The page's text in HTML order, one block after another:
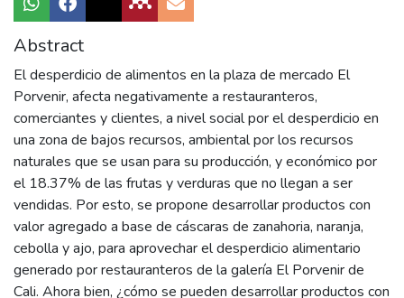
Abstract
El desperdicio de alimentos en la plaza de mercado El
Porvenir, afecta negativamente a restauranteros,
comerciantes y clientes, a nivel social por el desperdicio en
una zona de bajos recursos, ambiental por los recursos
naturales que se usan para su producción, y económico por
el 18.37% de las frutas y verduras que no llegan a ser
vendidas. Por esto, se propone desarrollar productos con
valor agregado a base de cáscaras de zanahoria, naranja,
cebolla y ajo, para aprovechar el desperdicio alimentario
generado por restauranteros de la galería El Porvenir de
Cali. Ahora bien, ¿cómo se pueden desarrollar productos con